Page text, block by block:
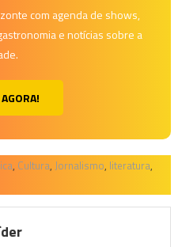
com agenda de shows,
e notícias sobre a
, Cultura, Jornalismo, literatura,